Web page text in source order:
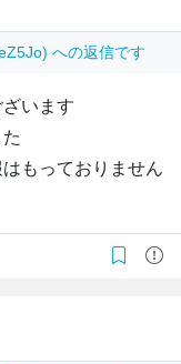
への返信です
います
もっておりません